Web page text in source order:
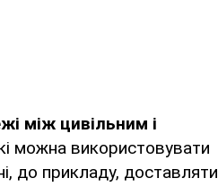
між цивільним і
можна використовувати
до прикладу, доставляти